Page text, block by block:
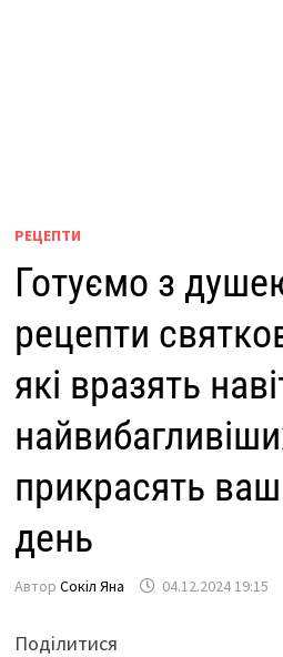
РЕЦЕПТИ
Готуємо з
рецепти
які вразять
прикрасять
день
Автор Сокіл Яна 04.12.2024 19:15
Поділитися